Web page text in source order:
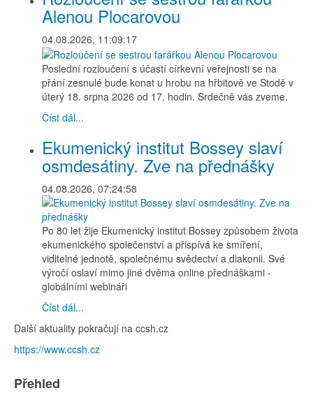
Alenou Plocarovou
04.08.2026, 11:09:17
Poslední rozloučení s účastí církevní veřejnosti se na
přání zesnulé bude konat u hrobu na hřbitově ve Stodě v
úterý 18. srpna 2026 od 17. hodin. Srdečně vás zveme.
Číst dál...
Ekumenický institut Bossey slaví
osmdesátiny. Zve na přednášky
04.08.2026, 07:24:58
Po 80 let žije Ekumenický institut Bossey způsobem života
ekumenického společenství a přispívá ke smíření,
viditelné jednotě, společnému svědectví a diakonii. Své
výročí oslaví mimo jiné dvěma online přednáškami -
globálními webináři
Číst dál...
Další aktuality pokračují na ccsh.cz
https://www.ccsh.cz
Přehled